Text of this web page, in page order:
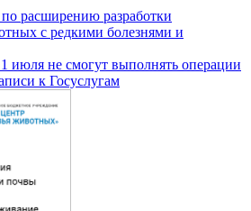
расширению разработки
с редкими болезнями и
июля не смогут выполнять операции
к Госуслугам